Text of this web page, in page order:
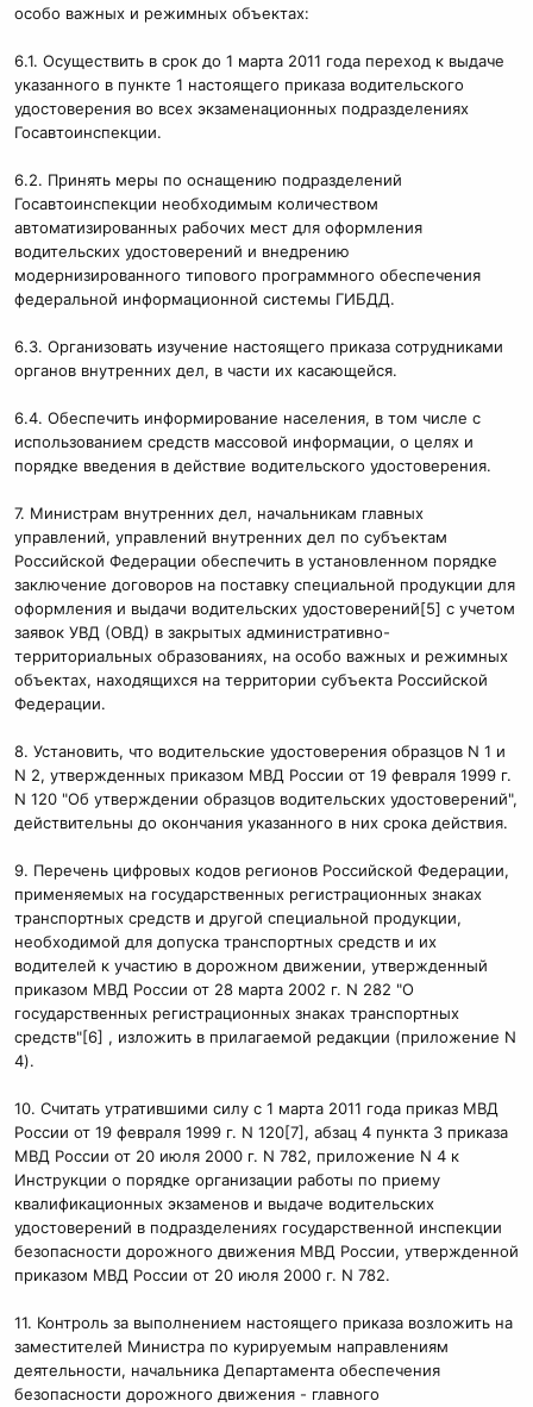
особо важных и режимных объектах:
6.1. Осуществить в срок до 1 марта 2011 года переход к выдаче
указанного в пункте 1 настоящего приказа водительского
удостоверения во всех экзаменационных подразделениях
Госавтоинспекции.
6.2. Принять меры по оснащению подразделений
Госавтоинспекции необходимым количеством
автоматизированных рабочих мест для оформления
водительских удостоверений и внедрению
модернизированного типового программного обеспечения
федеральной информационной системы ГИБДД.
6.3. Организовать изучение настоящего приказа сотрудниками
органов внутренних дел, в части их касающейся.
6.4. Обеспечить информирование населения, в том числе с
использованием средств массовой информации, о целях и
порядке введения в действие водительского удостоверения.
7. Министрам внутренних дел, начальникам главных
управлений, управлений внутренних дел по субъектам
Российской Федерации обеспечить в установленном порядке
заключение договоров на поставку специальной продукции для
оформления и выдачи водительских удостоверений[5] с учетом
заявок УВД (ОВД) в закрытых административно-
территориальных образованиях, на особо важных и режимных
объектах, находящихся на территории субъекта Российской
Федерации.
8. Установить, что водительские удостоверения образцов N 1 и
N 2, утвержденных приказом МВД России от 19 февраля 1999 г.
N 120 "Об утверждении образцов водительских удостоверений",
действительны до окончания указанного в них срока действия.
9. Перечень цифровых кодов регионов Российской Федерации,
применяемых на государственных регистрационных знаках
транспортных средств и другой специальной продукции,
необходимой для допуска транспортных средств и их
водителей к участию в дорожном движении, утвержденный
приказом МВД России от 28 марта 2002 г. N 282 "О
государственных регистрационных знаках транспортных
средств"[6] , изложить в прилагаемой редакции (приложение N
4).
10. Считать утратившими силу с 1 марта 2011 года приказ МВД
России от 19 февраля 1999 г. N 120[7], абзац 4 пункта 3 приказа
МВД России от 20 июля 2000 г. N 782, приложение N 4 к
Инструкции о порядке организации работы по приему
квалификационных экзаменов и выдаче водительских
удостоверений в подразделениях государственной инспекции
безопасности дорожного движения МВД России, утвержденной
приказом МВД России от 20 июля 2000 г. N 782.
11. Контроль за выполнением настоящего приказа возложить на
заместителей Министра по курируемым направлениям
деятельности, начальника Департамента обеспечения
безопасности дорожного движения - главного